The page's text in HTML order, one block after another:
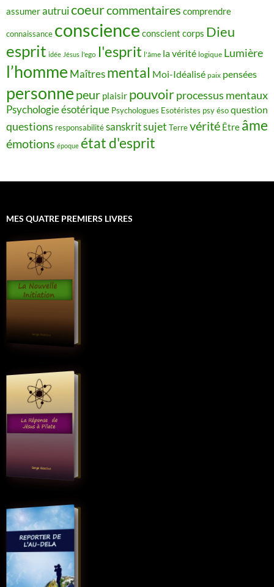
assumerautruicoeurcommentaires comprendre
connaissance conscience conscient corps Dieu
esprit idée Jésus l'ego l'esprit l'âme la vérité logique Lumière
l’homme Maîtres mental Moi-Idéalisé paix pensées
personne peur plaisir pouvoirprocessus mentaux
Psychologie ésotérique Psychologues Esotéristes psy ésoquestion
questions responsabilitésanskritsujet Terrevérité Être âme
émotions époque état d'esprit
MES QUATRE PREMIERS LIVRES